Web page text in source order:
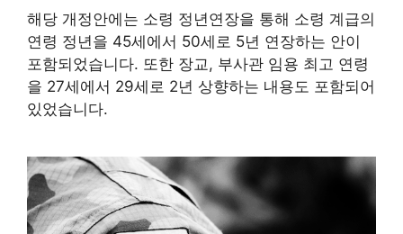
해당 개정안에는 소령 정년연장을 통해 소령 계급의
연령 정년을 45세에서 50세로 5년 연장하는 안이
포함되었습니다. 또한 장교, 부사관 임용 최고 연령
을 27세에서 29세로 2년 상향하는 내용도 포함되어
있었습니다.